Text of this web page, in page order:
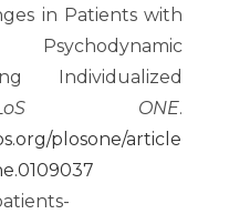
in Patients with
Individualized
ONE.
plosone/article